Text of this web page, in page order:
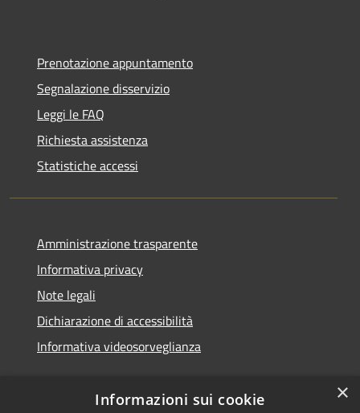
Prenotazione appuntamento
Segnalazione disservizio
Leggi le FAQ
Richiesta assistenza
Statistiche accessi
Amministrazione trasparente
Informativa privacy
Note legali
Dichiarazione di accessibilità
Informativa videosorveglianza
×
Informazioni sui cookie